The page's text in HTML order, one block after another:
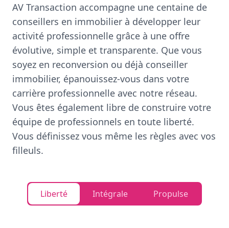
AV Transaction accompagne une centaine de
conseillers en immobilier à développer leur
activité professionnelle grâce à une offre
évolutive, simple et transparente. Que vous
soyez en reconversion ou déjà conseiller
immobilier, épanouissez-vous dans votre
carrière professionnelle avec notre réseau.
Vous êtes également libre de construire votre
équipe de professionnels en toute liberté.
Vous définissez vous même les règles avec vos
filleuls.
Liberté Intégrale Propulse